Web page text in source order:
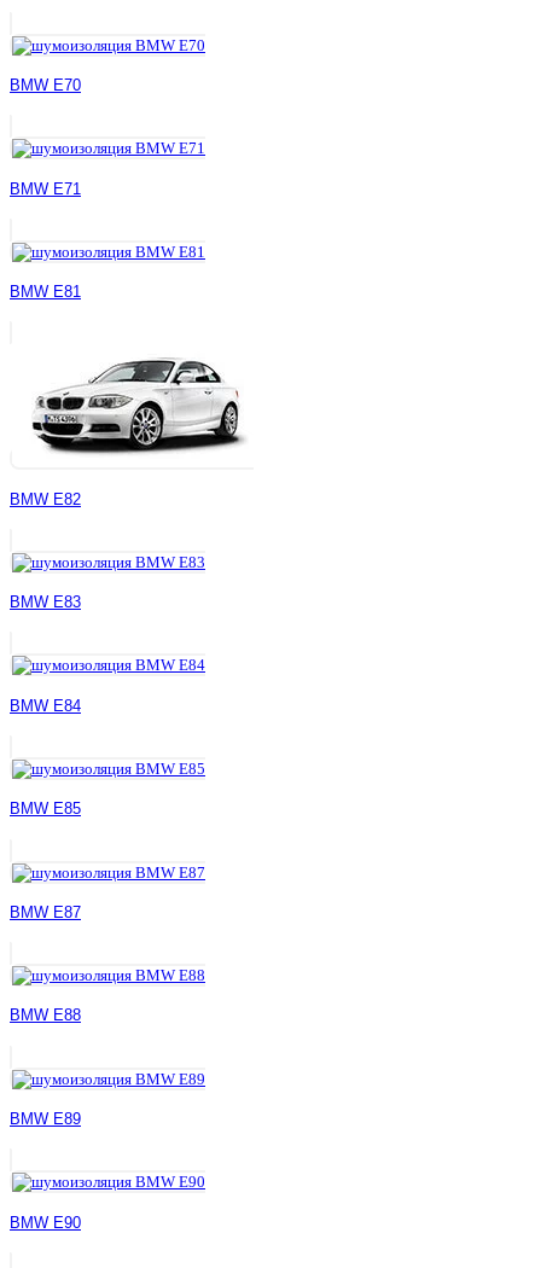
BMW E70
BMW E71
BMW E81
BMW E82
BMW E83
BMW E84
BMW E85
BMW E87
BMW E88
BMW E89
BMW E90